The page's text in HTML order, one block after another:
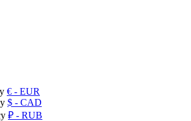
€ - EUR
$ - CAD
₽ - RUB